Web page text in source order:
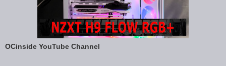
OCinside YouTube Channel